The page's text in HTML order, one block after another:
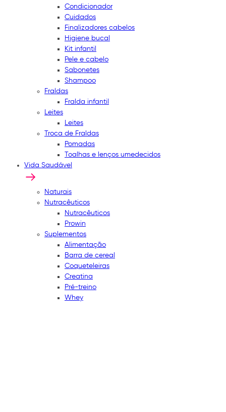
Condicionador
Cuidados
Finalizadores cabelos
Higiene bucal
Kit infantil
Pele e cabelo
Sabonetes
Shampoo
Fraldas
Fralda infantil
Leites
Leites
Troca de Fraldas
Pomadas
Toalhas e lenços umedecidos
Vida Saudável
Naturais
Nutracêuticos
Nutracêuticos
Prowin
Suplementos
Alimentação
Barra de cereal
Coqueteleiras
Creatina
Pré-treino
Whey